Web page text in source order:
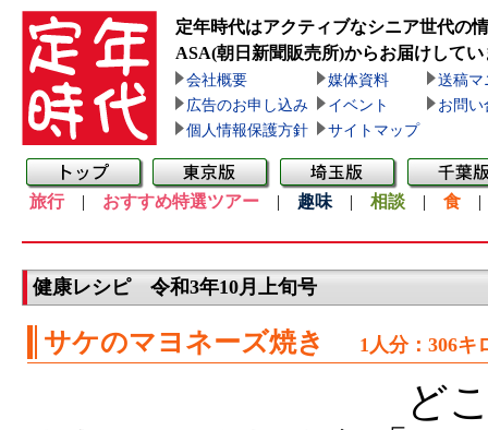
定年時代はアクティブなシニア世代の
ASA(朝日新聞販売所)からお届けしてい
会社概要 媒体資料
送稿マ
広告のお申し込み
イベント
お問い
個人情報保護方針
サイトマップ
旅行| おすすめ特選ツアー | 趣味 | 相談 | 食
健康レシピ 令和3年10月上旬号
サケのマヨネーズ焼き 1人分：306キ
どこ